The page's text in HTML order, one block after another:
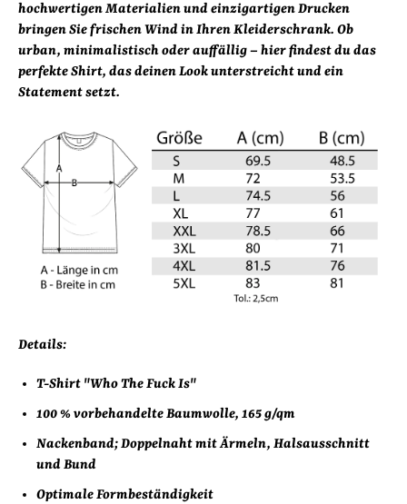
hochwertigen Materialien und einzigartigen Drucken
bringen Sie frischen Wind in Ihren Kleiderschrank. Ob
urban, minimalistisch oder auffällig – hier findest du das
perfekte Shirt, das deinen Look unterstreicht und ein
Statement setzt.
Details:
T-Shirt "Who The Fuck Is"
100 % vorbehandelte Baumwolle, 165 g/qm
Nackenband; Doppelnaht mit Ärmeln, Halsausschnitt
und Bund
Optimale Formbeständigkeit